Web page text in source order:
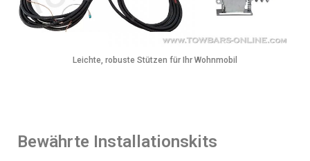
Leichte, robuste Stützen für Ihr Wohnmobil
Bewährte Installationskits